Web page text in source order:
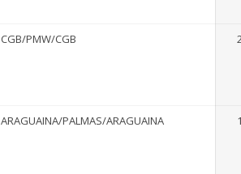
CGB/PMW/CGB
ARAGUAINA/PALMAS/ARAGUAINA